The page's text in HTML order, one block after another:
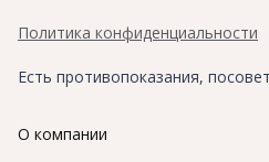
Политика конфиденциальности
Есть противопоказания,
О компании